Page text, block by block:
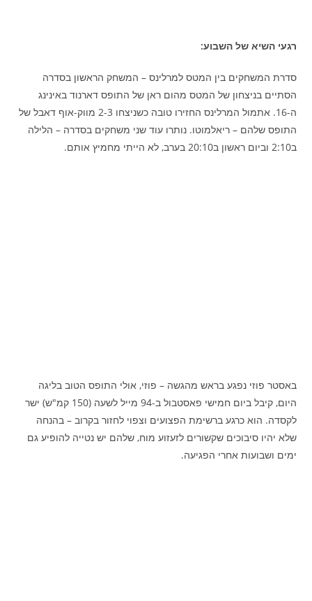
רגעי השיא של השבוע:
סדרת המשחקים בין המטס למרלינס – המשחק הראשון בסדרה
הסתיים בניצחון של המטס מהום ראן של התופס דארנוד באינינג
ה-16. אתמול המרלינס החזירו טובה כשניצחו 2-3 מווק-אוף דאבל של
התופס שלהם – ריאלמוטו. נותרו עוד שני משחקים בסדרה – הלילה
ב2:10 וביום ראשון ב20:10 בערב, לא הייתי מחמיץ אותם.
באסטר פוזי נפגע בראש מהגשה – פוזי, אולי התופס הטוב בליגה
היום, קיבל ביום חמישי פאסטבול ב-94 מייל לשעה (150 קמ"ש) ישר
לקסדה. הוא כרגע ברשימת הפצועים וצפוי לחזור בקרוב – בהנחה
שלא יהיו סיבוכים שקשורים לזעזוע מוח, שלהם יש נטייה להופיע גם
ימים ושבועות אחרי הפגיעה.